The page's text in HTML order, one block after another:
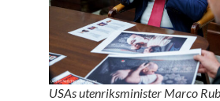
USAs utenriksminister Marco